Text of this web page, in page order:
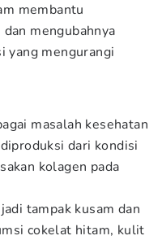
membantu
mengubahnya
yang mengurangi
masalah kesehatan
dari kondisi
kolagen pada
tampak kusam dan
cokelat hitam, kulit